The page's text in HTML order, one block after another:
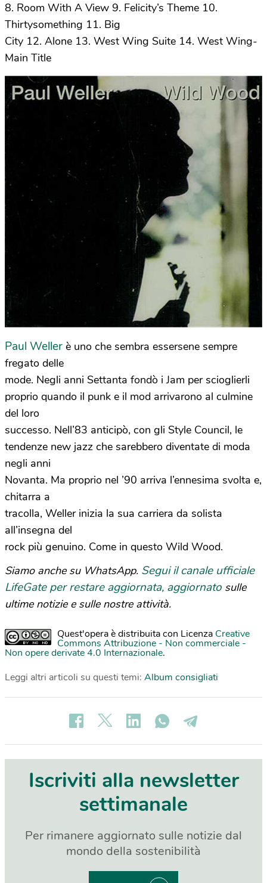
8. Room With A View 9. Felicity’s Theme 10.
Thirtysomething 11. Big
City 12. Alone 13. West Wing Suite 14. West Wing-
Main Title
Paul Weller è uno che sembra essersene sempre
fregato delle
mode. Negli anni Settanta fondò i Jam per scioglierli
proprio quando il punk e il mod arrivarono al culmine
del loro
successo. Nell’83 anticipò, con gli Style Council, le
tendenze new jazz che sarebbero diventate di moda
negli anni
Novanta. Ma proprio nel ’90 arriva l’ennesima svolta e,
chitarra a
tracolla, Weller inizia la sua carriera da solista
all’insegna del
rock più genuino. Come in questo Wild Wood.
Siamo anche su WhatsApp. Segui il canale ufficiale
LifeGate per restare aggiornata, aggiornato sulle
ultime notizie e sulle nostre attività.
Quest'opera è distribuita con Licenza Creative
Commons Attribuzione - Non commerciale -
Non opere derivate 4.0 Internazionale.
Leggi altri articoli su questi temi: Album consigliati
Iscriviti alla newsletter
settimanale
Per rimanere aggiornato sulle notizie dal
mondo della sostenibilità